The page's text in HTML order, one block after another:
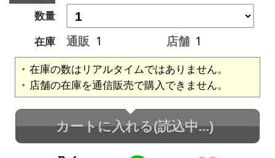
数量
在庫
通販 1 店舗 1
在庫の数はリアルタイムではありません。
店舗の在庫を通信販売で購入できません。
カートに入れる(読込中...)